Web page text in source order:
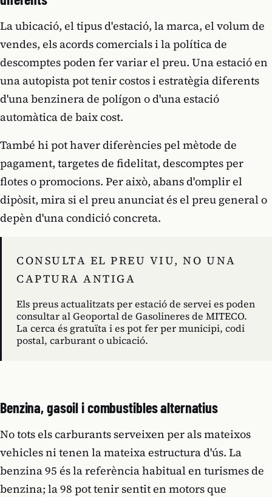
La ubicació, el tipus d'estació, la marca, el volum de
vendes, els acords comercials i la política de
descomptes poden fer variar el preu. Una estació en
una autopista pot tenir costos i estratègia diferents
d'una benzinera de polígon o d'una estació
automàtica de baix cost.
També hi pot haver diferències pel mètode de
pagament, targetes de fidelitat, descomptes per
flotes o promocions. Per això, abans d'omplir el
dipòsit, mira si el preu anunciat és el preu general o
depèn d'una condició concreta.
CONSULTA EL PREU VIU, NO UNA
CAPTURA ANTIGA
Els preus actualitzats per estació de servei es poden
consultar al Geoportal de Gasolineres de MITECO.
La cerca és gratuïta i es pot fer per municipi, codi
postal, carburant o ubicació.
Benzina, gasoil i combustibles alternatius
No tots els carburants serveixen per als mateixos
vehicles ni tenen la mateixa estructura d'ús. La
benzina 95 és la referència habitual en turismes de
benzina; la 98 pot tenir sentit en motors que